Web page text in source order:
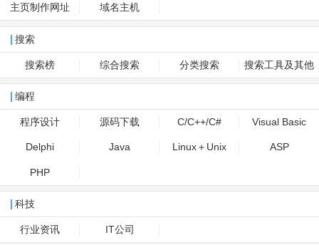
主页制作网址 域名主机
搜索
搜索榜 综合搜索 分类搜索 搜索工具及其他
编程
程序设计 源码下载 C/C++/C# Visual Basic
Delphi Java Linux＋Unix ASP
PHP
科技
行业资讯 IT公司